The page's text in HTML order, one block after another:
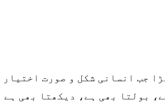
جب انسانی شکل و صورت
بولتا بھی ہے، دیکھتا بھی